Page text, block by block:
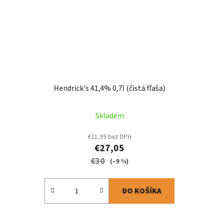
Hendrick's 41,4% 0,7l (čistá fľaša)
Skladem
€21,99 bez DPH
€27,05
€30 (–9 %)
DO KOŠÍKA